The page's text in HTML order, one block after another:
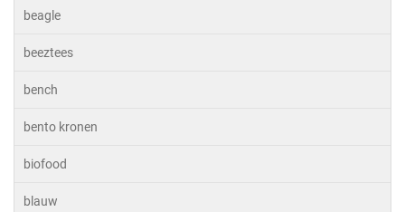
beagle
beeztees
bench
bento kronen
biofood
blauw